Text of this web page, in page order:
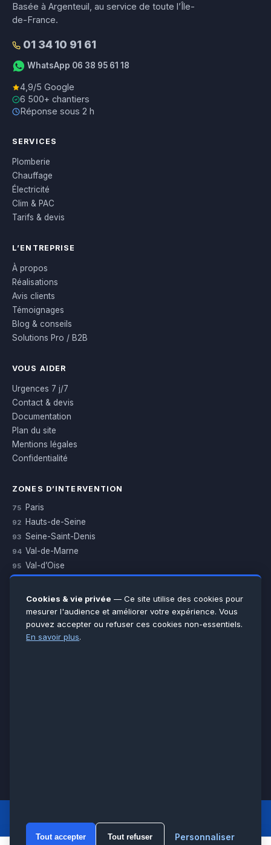
Basée à Argenteuil, au service de toute l’Île-
de-France.
01 34 10 91 61
WhatsApp 06 38 95 61 18
4,9/5 Google
6 500+ chantiers
Réponse sous 2 h
SERVICES
Plomberie
Chauffage
Électricité
Clim & PAC
Tarifs & devis
L’ENTREPRISE
À propos
Réalisations
Avis clients
Témoignages
Blog & conseils
Solutions Pro / B2B
VOUS AIDER
Urgences 7 j/7
Contact & devis
Documentation
Plan du site
Mentions légales
Confidentialité
ZONES D’INTERVENTION
75 Paris
92 Hauts-de-Seine
93 Seine-Saint-Denis
94 Val-de-Marne
95 Val-d’Oise
Essonne
Seine-et-Marne
Voir toutes les villes →
LCM
Cookies & vie privée — Ce site utilise des cookies pour
mesurer l'audience et améliorer votre expérience. Vous
pouvez accepter ou refuser ces cookies non-essentiels.
En savoir plus.
Tout accepter Tout refuser Personnaliser